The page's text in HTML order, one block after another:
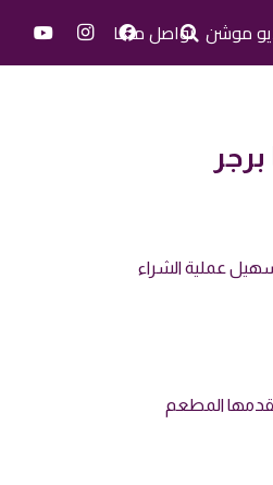
موشن تواصل معنا
عملية الشراء
المطعم